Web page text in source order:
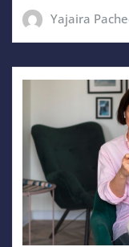
Yajaira